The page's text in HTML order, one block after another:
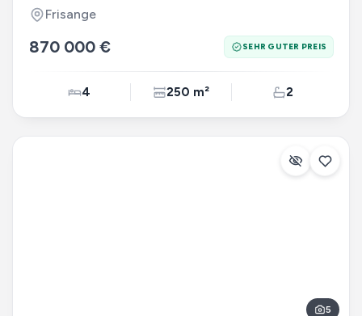
Frisange
870 000 € SEHR GUTER PREIS
4 250 m² 2
5